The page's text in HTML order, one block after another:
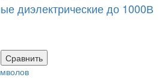
диэлектрические до 1000В
Сравнить